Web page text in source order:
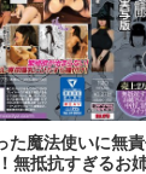
た魔法使いに無
無抵抗すぎるお